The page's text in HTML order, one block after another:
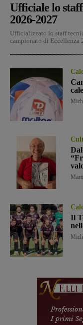
Ufficiale lo
2026-2027
Ufficializzato lo staff
campionato di Eccellenza
Il